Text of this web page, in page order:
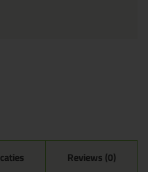
Reviews (0)